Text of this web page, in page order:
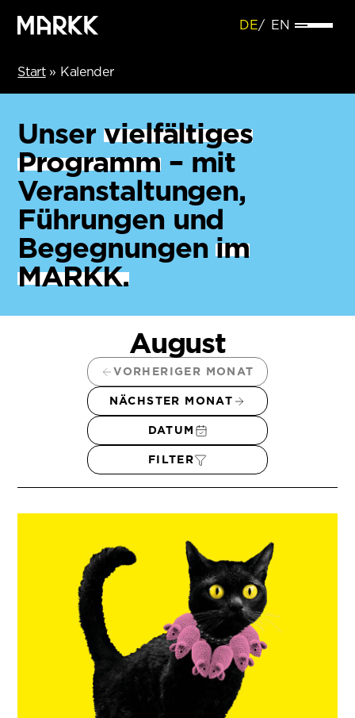
DE EN
Start» Kalender
Unser vielfältiges
Programm– mit
Veranstaltungen,
Führungen und
Begegnungenim
MARKK.
August
VORHERIGER MONAT
NÄCHSTER MONAT
DATUM
FILTER